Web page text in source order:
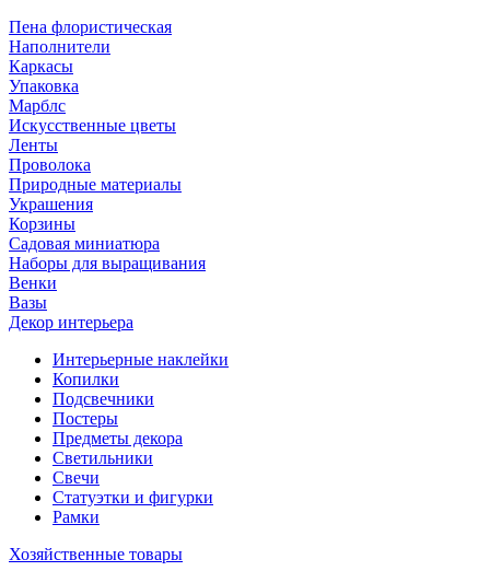
Пена флористическая
Наполнители
Каркасы
Упаковка
Марблс
Искусственные цветы
Ленты
Проволока
Природные материалы
Украшения
Корзины
Садовая миниатюра
Наборы для выращивания
Венки
Вазы
Декор интерьера
Интерьерные наклейки
Копилки
Подсвечники
Постеры
Предметы декора
Светильники
Свечи
Статуэтки и фигурки
Рамки
Хозяйственные товары